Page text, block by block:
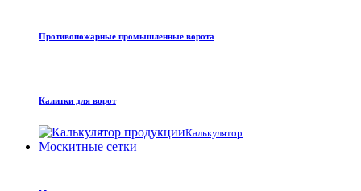
Противопожарные промышленные ворота
Калитки для ворот
Калькулятор
Москитные сетки